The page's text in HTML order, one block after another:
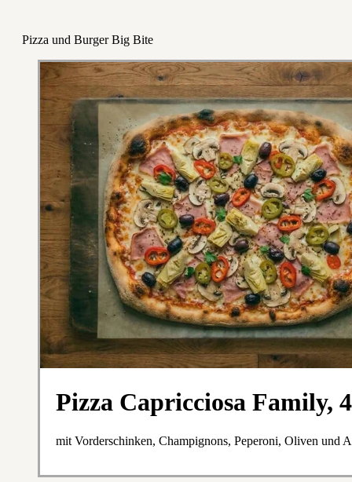
Pizza und Burger Big Bite
Pizza Capricciosa Family,
mit Vorderschinken, Champignons, Peperoni, Oliven und